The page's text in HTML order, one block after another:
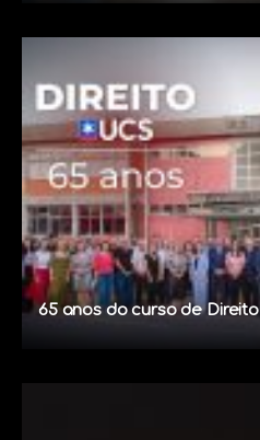
65 anos do curso de Direito